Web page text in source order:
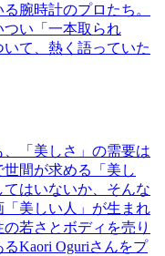
腕時計のプロたち。
い「一本取られ
て、熱く語っていた
「美しさ」の需要は
間が求める「美し
はいないか、そんな
美しい人」が生まれ
若さとボディを売り
Kaori Oguriさんをプ